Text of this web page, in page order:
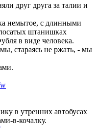
друг друга за талии и
немытое, с длинными
штанишках
в виде человека.
стараясь не ржать, - мы
в утренних автобусах
в-кочалку.